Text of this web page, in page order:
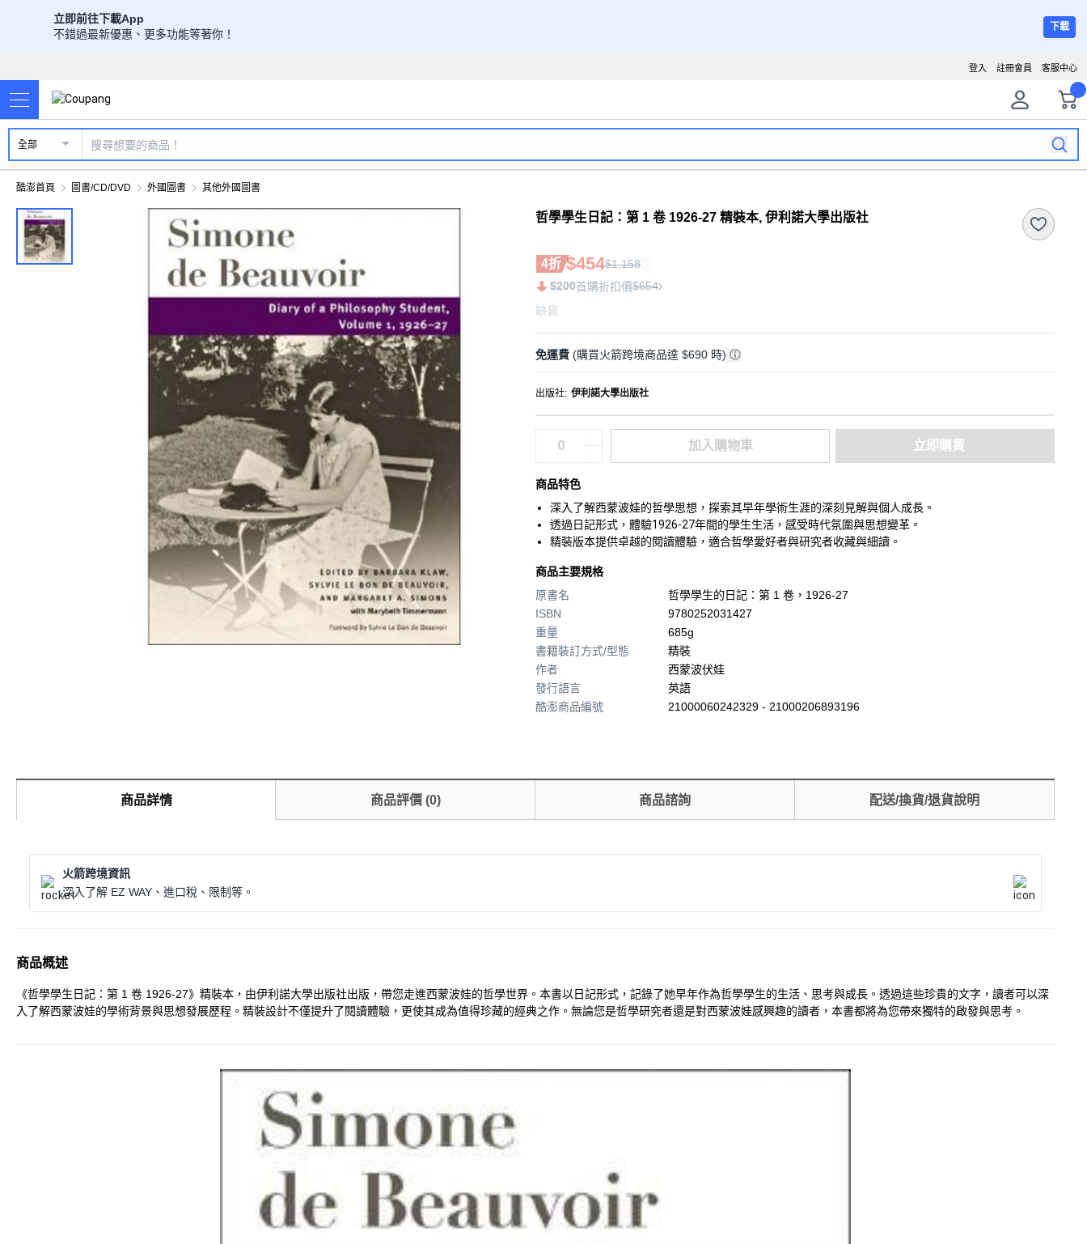
立即前往下載App
不錯過最新優惠、更多功能等著你！
下載
客服中心
註冊會員
登入
全部
酷澎首頁 圖書/CD/DVD 外國圖書 其他外國圖書
哲學學生日記：第 1 卷 1926-27 精裝本, 伊利諾大學出版社
4折 $454$1,158
$200首購折扣價$654
缺貨
免運費 (購買火箭跨境商品達 $690 時)
出版社: 伊利諾大學出版社
加入購物車 立即購買
商品特色
深入了解西蒙波娃的哲學思想，探索其早年學術生涯的深刻見解與個人成長。
透過日記形式，體驗1926-27年間的學生生活，感受時代氛圍與思想變革。
精裝版本提供卓越的閱讀體驗，適合哲學愛好者與研究者收藏與細讀。
商品主要規格
原書名
哲學學生的日記：第 1 卷，1926-27
ISBN
9780252031427
重量
685g
書籍裝訂方式/型態
精裝
作者
西蒙波伏娃
發行語言
英語
酷澎商品編號
21000060242329 - 21000206893196
商品詳情 商品評價(0) 商品諮詢 配送/換貨/退貨說明
火箭跨境資訊
深入了解 EZ WAY、進口稅、限制等。
商品概述
《哲學學生日記：第 1 卷 1926-27》精裝本，由伊利諾大學出版社出版，帶您走進西蒙波娃的哲學世界。本書以日記形式，記錄了她早年作為哲學學生的生活、思考與成長。透過這些珍貴的文字，讀者可以深
入了解西蒙波娃的學術背景與思想發展歷程。精裝設計不僅提升了閱讀體驗，更使其成為值得珍藏的經典之作。無論您是哲學研究者還是對西蒙波娃感興趣的讀者，本書都將為您帶來獨特的啟發與思考。